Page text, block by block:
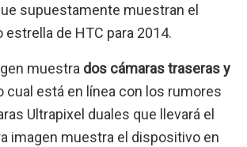
supuestamente muestran el
de HTC para 2014.
muestra dos cámaras traseras y
cual está en línea con los rumores
Ultrapixel duales que llevará el
imagen muestra el dispositivo en